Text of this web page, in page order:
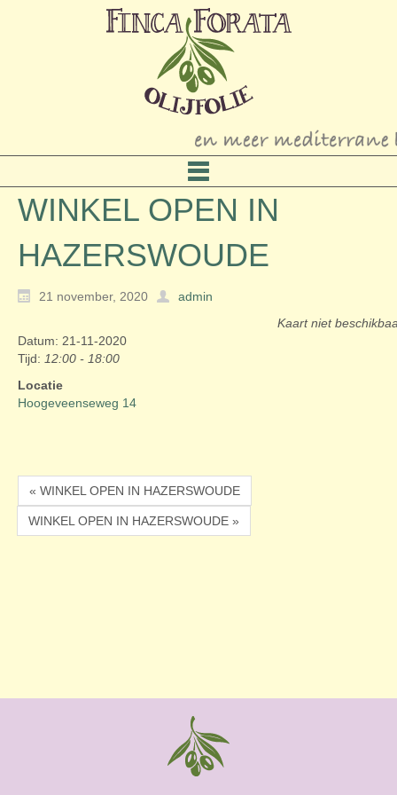
WINKEL OPEN IN
HAZERSWOUDE
21 november, 2020
admin
Kaart niet
Datum: 21-11-2020
Tijd: 12:00 - 18:00
Locatie
Hoogeveenseweg 14
« WINKEL OPEN IN HAZERSWOUDE
WINKEL OPEN IN HAZERSWOUDE »